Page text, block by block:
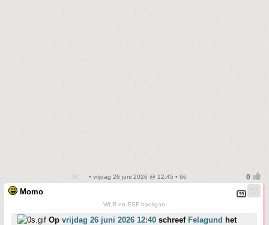
• vrijdag 26 juni 2026 @ 12:45 • 66
Momo
WLR en ESF hooligan
Op vrijdag 26 juni 2026 12:40 schreef Felagund het